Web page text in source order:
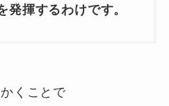
発揮するわけです。
くことで